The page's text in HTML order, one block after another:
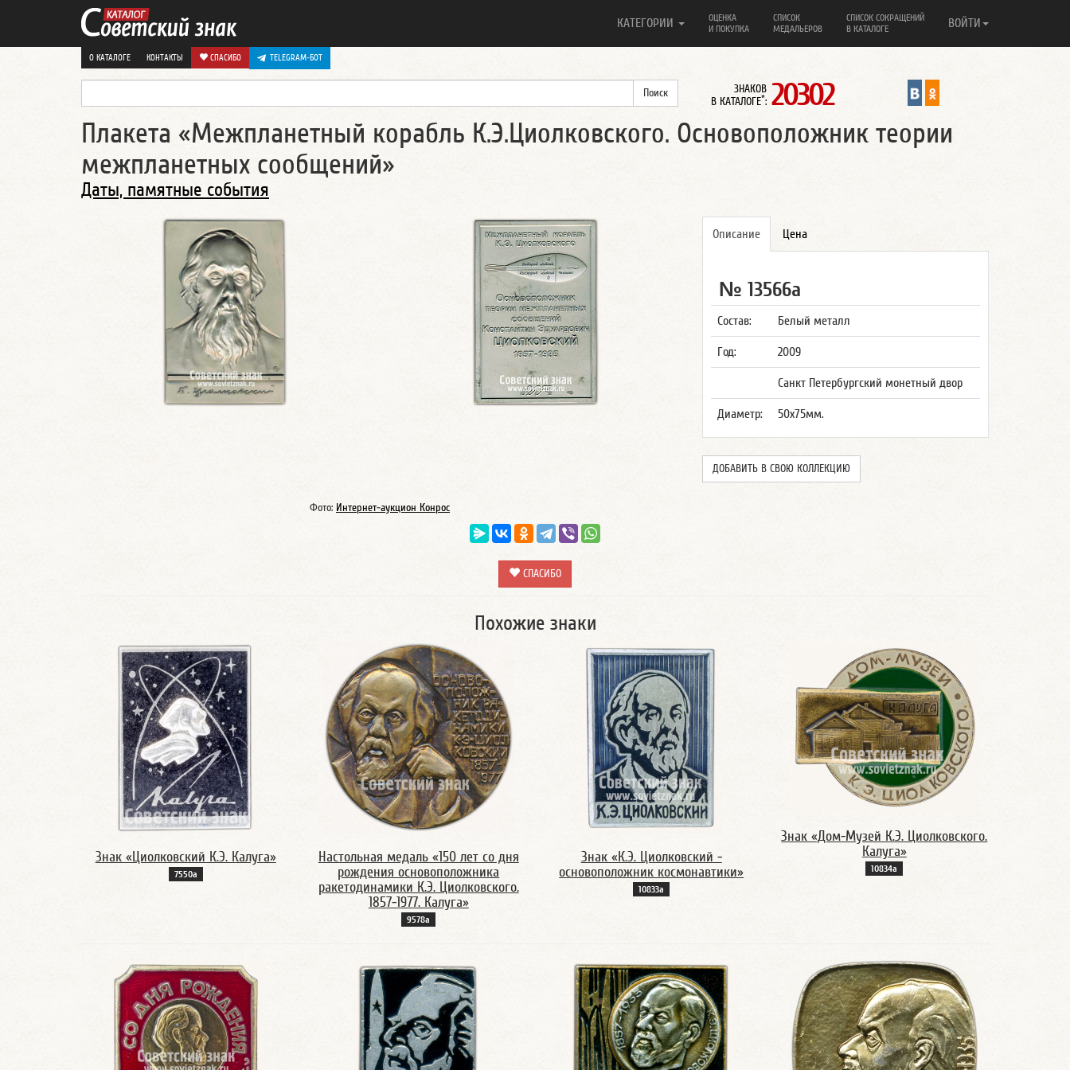
КАТЕГОРИИ
ОЦЕНКА
И ПОКУПКА
СПИСОК
МЕДАЛЬЕРОВ
СПИСОК СОКРАЩЕНИЙ
В КАТАЛОГЕ
ВОЙТИ
О КАТАЛОГЕ КОНТАКТЫ СПАСИБО TELEGRAM-БОТ
ЗНАКОВ
В КАТАЛОГЕ*: 20302
Плакета «Межпланетный корабль К.Э.Циолковского. Основоположник теории
межпланетных сообщений»
Даты, памятные события
Описание Цена
№ 13566а
Состав: Белый металл
Год: 2009
Санкт Петербургский монетный двор
Диаметр: 50x75мм.
ДОБАВИТЬ В СВОЮ КОЛЛЕКЦИЮ
Фото: Интернет-аукцион Конрос
СПАСИБО
Похожие знаки
Знак «Циолковский К.Э. Калуга»
7550а
Настольная медаль «150 лет со дня
рождения основоположника
ракетодинамики К.Э. Циолковского.
1857-1977. Калуга»
9578а
Знак «К.Э. Циолковский -
основоположник космонавтики»
10833а
Знак «Дом-Музей К.Э. Циолковского.
Калуга»
10834а